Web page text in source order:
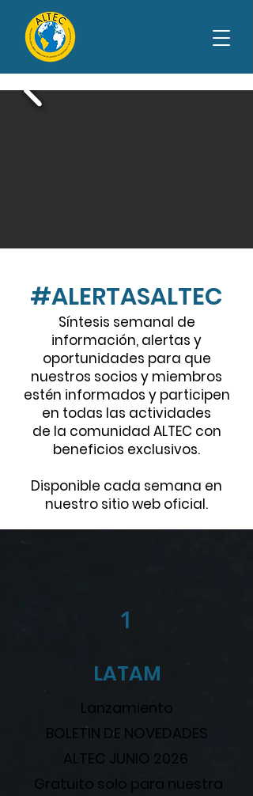
#ALERTASALTEC
Síntesis semanal de
información, alertas y
oportunidades para que
nuestros socios y miembros
estén informados y participen
en todas las actividades
de la comunidad ALTEC con
beneficios exclusivos.
Disponible cada semana en
nuestro sitio web oficial.
1
LATAM
Lanzamiento
BOLETIN DE NOVEDADES
ALTEC JUNIO 2026
Gratuito solo para nuestra